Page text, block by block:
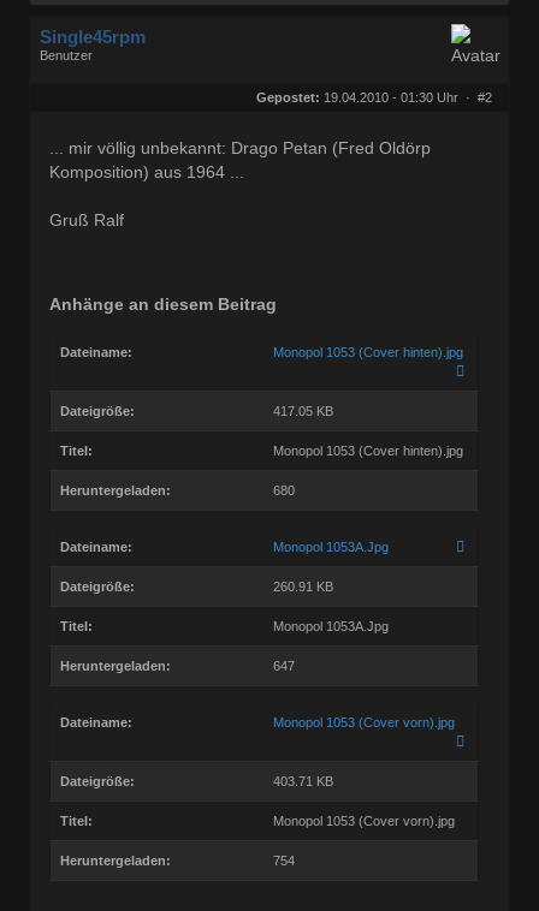
Single45rpm
Benutzer
Gepostet: 19.04.2010 - 01:30 Uhr · #2
... mir völlig unbekannt: Drago Petan (Fred Oldörp
Komposition) aus 1964 ...
Gruß Ralf
Anhänge an diesem Beitrag
Dateiname: Monopol 1053 (Cover hinten).jpg
Dateigröße: 417.05 KB
Titel: Monopol 1053 (Cover hinten).jpg
Heruntergeladen: 680
Dateiname: Monopol 1053A.Jpg
Dateigröße: 260.91 KB
Titel: Monopol 1053A.Jpg
Heruntergeladen: 647
Dateiname: Monopol 1053 (Cover vorn).jpg
Dateigröße: 403.71 KB
Titel: Monopol 1053 (Cover vorn).jpg
Heruntergeladen: 754